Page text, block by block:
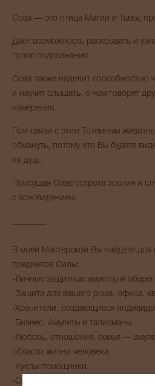
Сова — это птица Магии и Тьмы,
Дает возможность раскрывать и
голос подсознания.
Сова также наделит способностью
и научит слышать, о чем говорят
намерения.
При связи с этим Тотемным
обмануть, потому что Вы будете
их душ.
Присущая Сове острота зрения и
с ясновидением.
В моей Мастерской Вы найдете для
предметов Силы:
-Личные защитные амулеты и
-Защита для вашего дома, офиса,
-Хранители, создающиеся
-Бизнес. Амулеты и талисманы.
-Любовь, отношения, семья —
области жизни человека.
-Куклы помощники.
-Свечи обрядовые, созданные под